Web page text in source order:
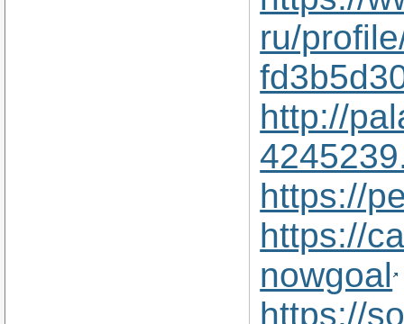
ru/
http://
https://
https://
nowgoal
https://